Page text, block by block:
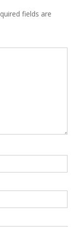
fields are